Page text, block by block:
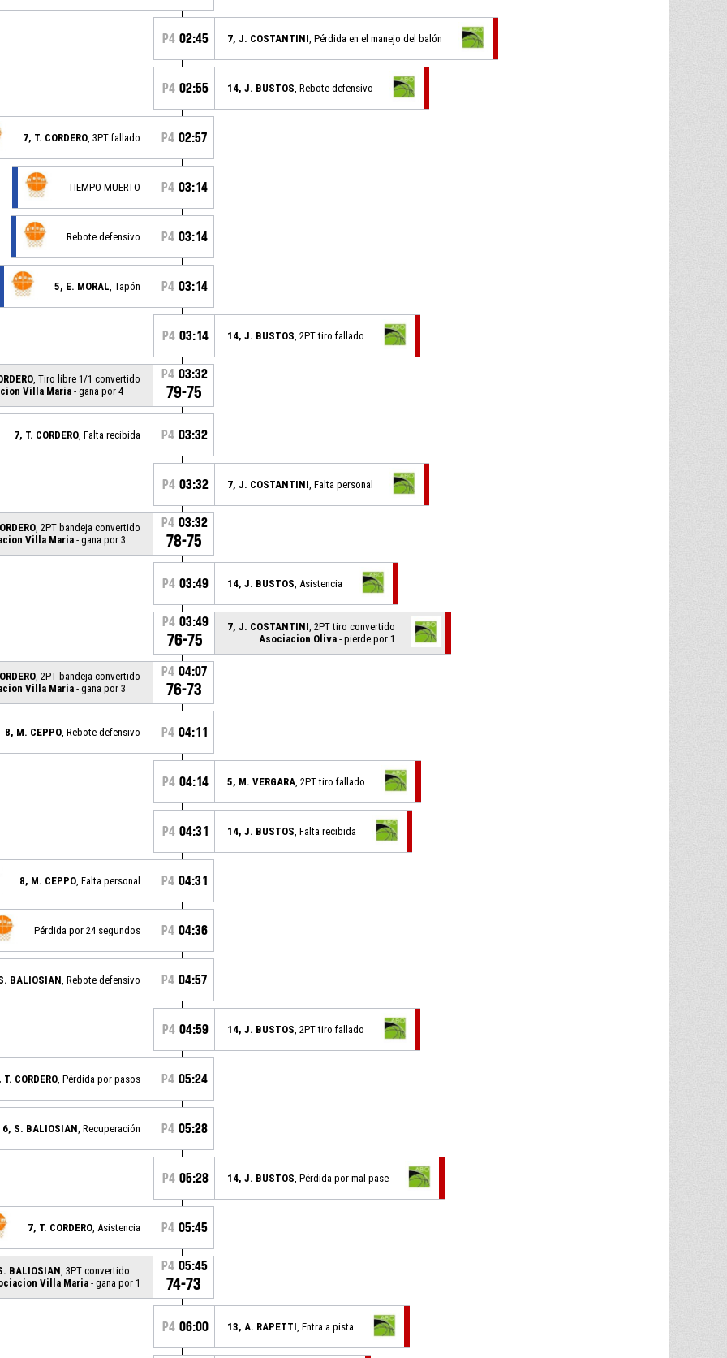
P4 02:45 7, J. COSTANTINI , Pérdida en el manejo del balón
P4 02:55 14, J. BUSTOS , Rebote defensivo
7, T. CORDERO , 3PT fallado P4 02:57
TIEMPO MUERTO P4 03:14
Rebote defensivo P4 03:14
5, E. MORAL , Tapón P4 03:14
P4 03:14 14, J. BUSTOS , 2PT tiro fallado
, Tiro libre 1/1 convertido
Villa Maria - gana por 4
P4 03:32
79-75
7, T. CORDERO , Falta recibida P4 03:32
P4 03:32 7, J. COSTANTINI , Falta personal
, 2PT bandeja convertido
Villa Maria - gana por 3
P4 03:32
78-75
P4 03:49 14, J. BUSTOS , Asistencia
P4 03:49
76-75
7, J. COSTANTINI , 2PT tiro convertido
Asociacion Oliva - pierde por 1
, 2PT bandeja convertido
Villa Maria - gana por 3
P4 04:07
76-73
8, M. CEPPO , Rebote defensivo P4 04:11
P4 04:14 5, M. VERGARA , 2PT tiro fallado
P4 04:31 14, J. BUSTOS , Falta recibida
8, M. CEPPO , Falta personal P4 04:31
Pérdida por 24 segundos P4 04:36
BALIOSIAN , Rebote defensivo P4 04:57
P4 04:59 14, J. BUSTOS , 2PT tiro fallado
T. CORDERO , Pérdida por pasos P4 05:24
6, S. BALIOSIAN , Recuperación P4 05:28
P4 05:28 14, J. BUSTOS , Pérdida por mal pase
7, T. CORDERO , Asistencia P4 05:45
BALIOSIAN , 3PT convertido
Villa Maria - gana por 1
P4 05:45
74-73
P4 06:00 13, A. RAPETTI , Entra a pista